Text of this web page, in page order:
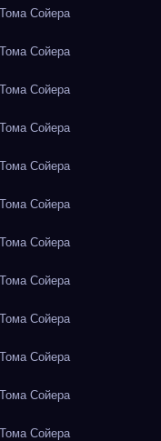
Сойера
Сойера
Сойера
Сойера
Сойера
Сойера
Сойера
Сойера
Сойера
Сойера
Сойера
Сойера